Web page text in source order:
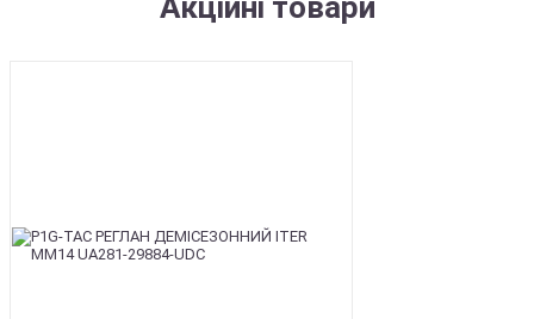
Акційні товари